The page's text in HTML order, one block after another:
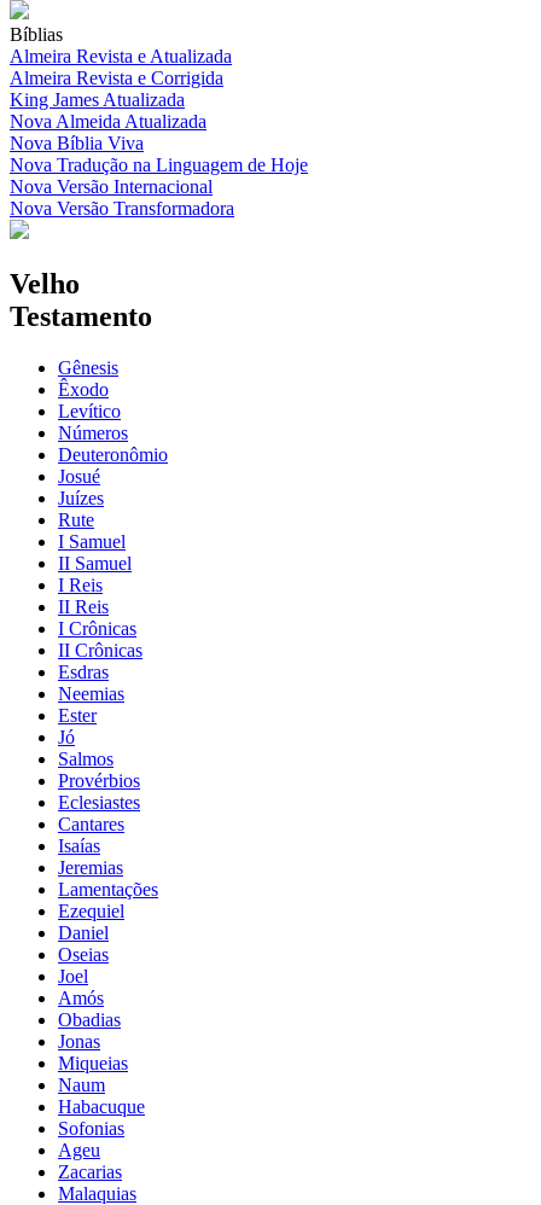
Bíblias
Almeira Revista e Atualizada
Almeira Revista e Corrigida
King James Atualizada
Nova Almeida Atualizada
Nova Bíblia Viva
Nova Tradução na Linguagem de Hoje
Nova Versão Internacional
Nova Versão Transformadora
Velho
Testamento
Gênesis
Êxodo
Levítico
Números
Deuteronômio
Josué
Juízes
Rute
I Samuel
II Samuel
I Reis
II Reis
I Crônicas
II Crônicas
Esdras
Neemias
Ester
Jó
Salmos
Provérbios
Eclesiastes
Cantares
Isaías
Jeremias
Lamentações
Ezequiel
Daniel
Oseias
Joel
Amós
Obadias
Jonas
Miqueias
Naum
Habacuque
Sofonias
Ageu
Zacarias
Malaquias